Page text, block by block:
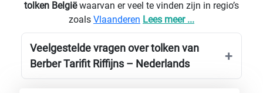
tolken Belgiëwaarvan er veel te vinden zijn in regio’s
zoals Vlaanderen Lees meer ...
Veelgestelde vragen over tolken van
Berber Tarifit Riffijns – Nederlands